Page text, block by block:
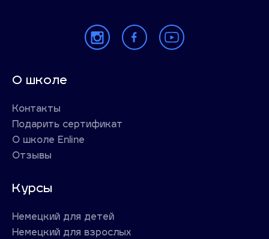
О школе
Контакты
Подарить сертификат
О школе Enline
Отзывы
Курсы
Немецкий для детей
Немецкий для взрослых